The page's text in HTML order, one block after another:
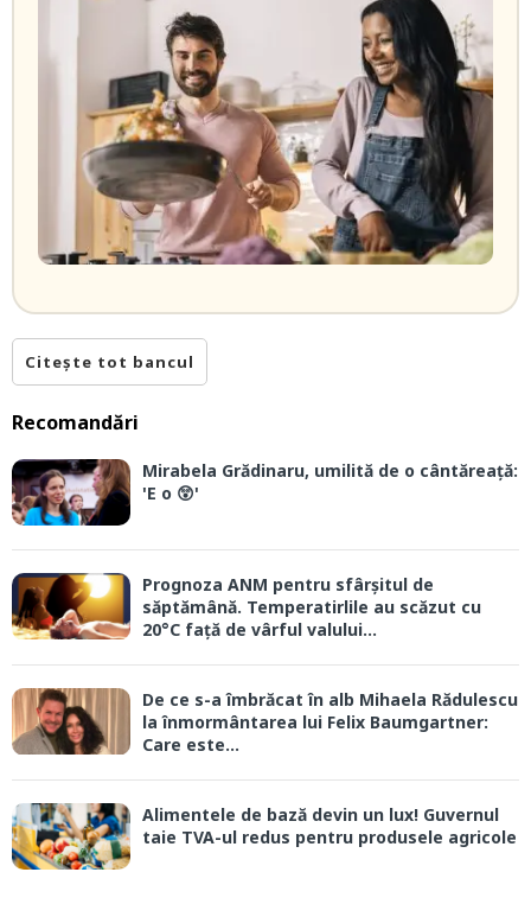
Citește tot bancul
Recomandări
Mirabela Grădinaru, umilită de o cântăreață:
'E o 😲'
Prognoza ANM pentru sfârșitul de
săptămână. Temperatirlile au scăzut cu
20°C față de vârful valului...
De ce s-a îmbrăcat în alb Mihaela Rădulescu
la înmormântarea lui Felix Baumgartner:
Care este...
Alimentele de bază devin un lux! Guvernul
taie TVA-ul redus pentru produsele agricole